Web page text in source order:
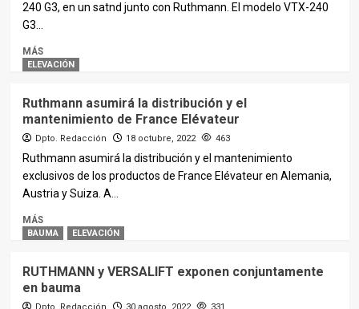
240 G3, en un satnd junto con Ruthmann. El modelo VTX-240
G3...
MÁS
ELEVACIÓN
Ruthmann asumirá la distribución y el
mantenimiento de France Elévateur
Dpto. Redacción 18 octubre, 2022 463
Ruthmann asumirá la distribución y el mantenimiento
exclusivos de los productos de France Elévateur en Alemania,
Austria y Suiza. A...
MÁS
BAUMA ELEVACIÓN
RUTHMANN y VERSALIFT exponen conjuntamente
en bauma